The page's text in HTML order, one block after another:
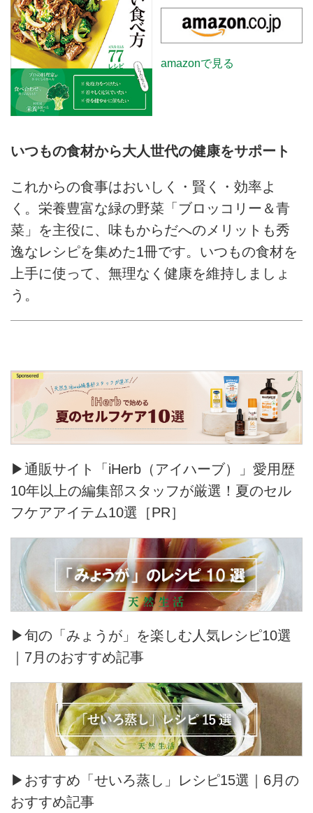
肉の美肌コンビでおいしく食べて
美しくなりましょう！
amazonで見る
いつもの食材から大人世代の健康をサポート
これからの食事はおいしく・賢く・効率よ
く。栄養豊富な緑の野菜「ブロッコリー＆青
菜」を主役に、味もからだへのメリットも秀
逸なレシピを集めた1冊です。いつもの食材を
上手に使って、無理なく健康を維持しましょ
う。
▶通販サイト「iHerb（アイハーブ）」愛用歴
10年以上の編集部スタッフが厳選！夏のセル
フケアアイテム10選［PR］
▶旬の「みょうが」を楽しむ人気レシピ10選
｜7月のおすすめ記事
▶おすすめ「せいろ蒸し」レシピ15選｜6月の
おすすめ記事